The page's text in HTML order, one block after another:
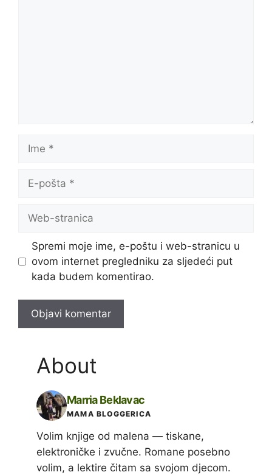
pošta
stranica
Spremi moje ime, e-poštu i web-stranicu u
ovom internet pregledniku za sljedeći put
kada budem komentirao.
About
Marria Beklavac
MAMA BLOGGERICA
Volim knjige od malena — tiskane,
elektroničke i zvučne. Romane posebno
volim, a lektire čitam sa svojom djecom.